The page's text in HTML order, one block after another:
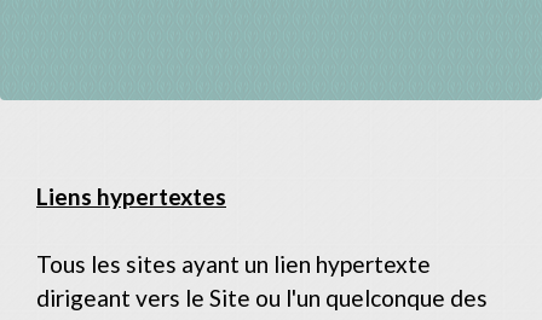
Liens hypertextes
Tous les sites ayant un lien hypertexte
dirigeant vers le Site ou l'un quelconque des